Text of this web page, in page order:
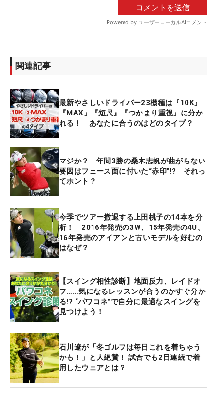
関連記事
最新やさしいドライバー23機種は『10K』
『MAX』『短尺』『つかまり重視』に分か
れる！ あなたに合うのはどのタイプ？
マジか？ 年間3勝の桑木志帆が曲がらない
要因はフェース面に付いた“赤印”!? それっ
てホント？
今季でツアー撤退する上田桃子の14本を分
析！ 2016年発売の3W、15年発売の4U、
16年発売のアイアンと古いモデルを好むの
はなぜ？
【スイング相性診断】地面反力、レイドオ
フ……気になるレッスンが合うのかすぐ分か
る!? “パワコネ”で自分に最適なスイングを
見つけよう！
石川遼が「冬ゴルフは毎日これを着ちゃう
かも！」と大絶賛！ 試合でも2日連続で着
用したウェアとは？